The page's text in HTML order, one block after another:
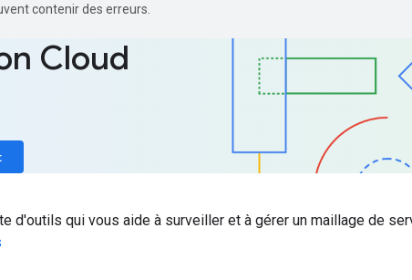
contenir des erreurs.
Cloud
d'outils qui vous aide à surveiller et à gérer un maillage de